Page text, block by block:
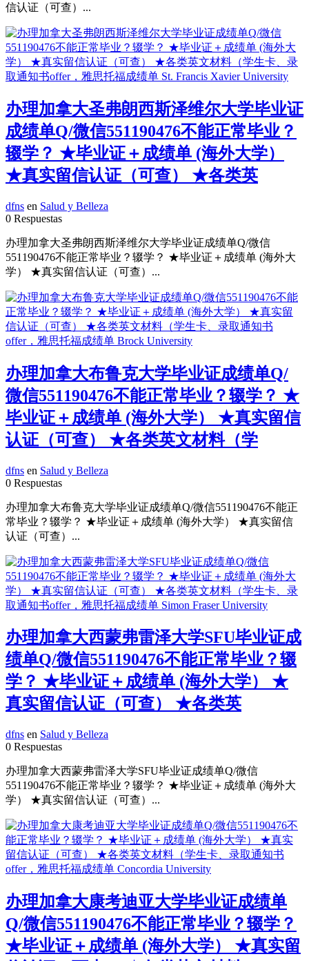
信认证（可查）...
办理加拿大圣弗朗西斯泽维尔大学毕业证
成绩单Q/微信551190476不能正常毕业？
辍学？ ★毕业证＋成绩单 (海外大学）
★真实留信认证（可查） ★各类英
dfns en Salud y Belleza
0 Respuestas
办理加拿大圣弗朗西斯泽维尔大学毕业证成绩单Q/微信
551190476不能正常毕业？辍学？ ★毕业证＋成绩单 (海外大
学） ★真实留信认证（可查）...
办理加拿大布鲁克大学毕业证成绩单Q/
微信551190476不能正常毕业？辍学？ ★
毕业证＋成绩单 (海外大学） ★真实留信
认证（可查） ★各类英文材料（学
dfns en Salud y Belleza
0 Respuestas
办理加拿大布鲁克大学毕业证成绩单Q/微信551190476不能正
常毕业？辍学？ ★毕业证＋成绩单 (海外大学） ★真实留信
认证（可查）...
办理加拿大西蒙弗雷泽大学SFU毕业证成
绩单Q/微信551190476不能正常毕业？辍
学？ ★毕业证＋成绩单 (海外大学） ★
真实留信认证（可查） ★各类英
dfns en Salud y Belleza
0 Respuestas
办理加拿大西蒙弗雷泽大学SFU毕业证成绩单Q/微信
551190476不能正常毕业？辍学？ ★毕业证＋成绩单 (海外大
学） ★真实留信认证（可查）...
办理加拿大康考迪亚大学毕业证成绩单
Q/微信551190476不能正常毕业？辍学？
★毕业证＋成绩单 (海外大学） ★真实留